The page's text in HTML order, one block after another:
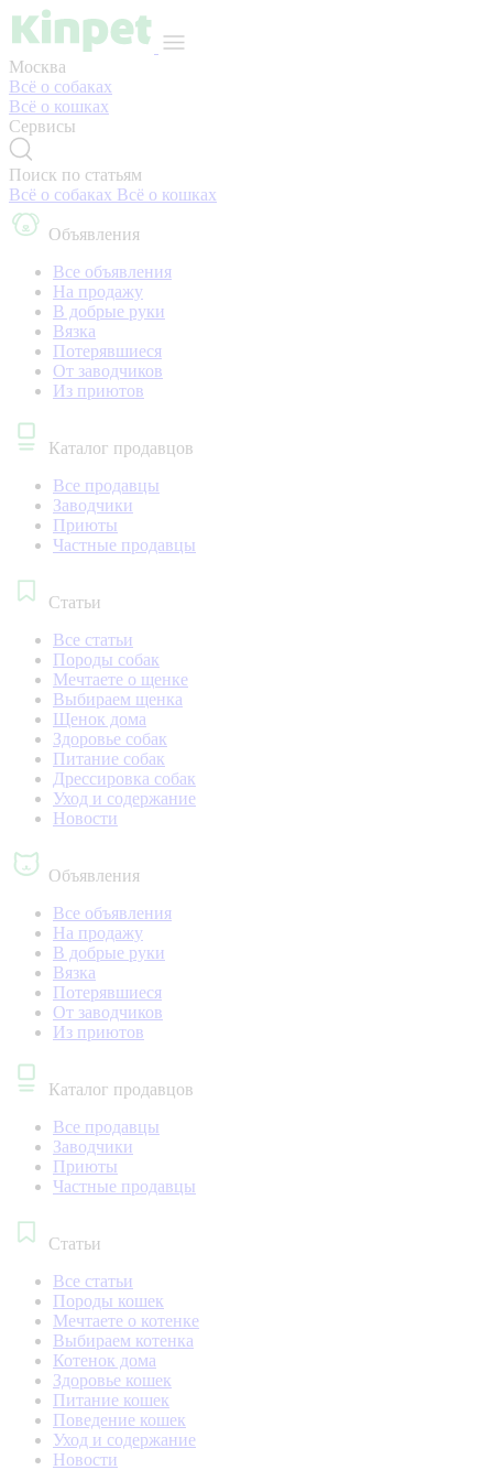
Москва
Всё о собаках
Всё о кошках
Сервисы
Поиск по статьям
Всё о собаках Всё о кошках
Объявления
Все объявления
На продажу
В добрые руки
Вязка
Потерявшиеся
От заводчиков
Из приютов
Каталог продавцов
Все продавцы
Заводчики
Приюты
Частные продавцы
Статьи
Все статьи
Породы собак
Мечтаете о щенке
Выбираем щенка
Щенок дома
Здоровье собак
Питание собак
Дрессировка собак
Уход и содержание
Новости
Объявления
Все объявления
На продажу
В добрые руки
Вязка
Потерявшиеся
От заводчиков
Из приютов
Каталог продавцов
Все продавцы
Заводчики
Приюты
Частные продавцы
Статьи
Все статьи
Породы кошек
Мечтаете о котенке
Выбираем котенка
Котенок дома
Здоровье кошек
Питание кошек
Поведение кошек
Уход и содержание
Новости